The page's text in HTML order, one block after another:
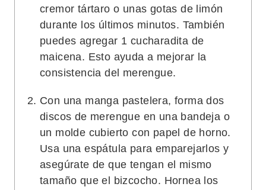
cremor tártaro o unas gotas de limón
durante los últimos minutos. También
puedes agregar 1 cucharadita de
maicena. Esto ayuda a mejorar la
consistencia del merengue.
Con una manga pastelera, forma dos
discos de merengue en una bandeja o
un molde cubierto con papel de horno.
Usa una espátula para emparejarlos y
asegúrate de que tengan el mismo
tamaño que el bizcocho. Hornea los